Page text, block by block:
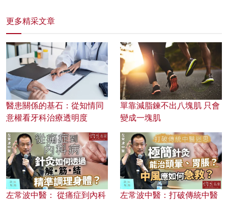
更多精采文章
醫患關係的基石：從知情同
意權看牙科治療透明度
單靠減脂鍊不出八塊肌 只會
變成一塊肌
左常波中醫： 從痛症到內科
左常波中醫：打破傳統中醫